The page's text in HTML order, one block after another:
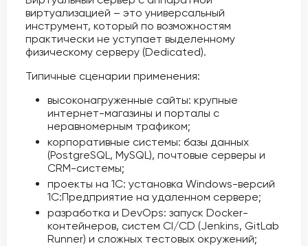
виртуализацией – это универсальный
инструмент, который по возможностям
практически не уступает выделенному
физическому серверу (Dedicated).
Типичные сценарии применения:
высоконагруженные сайты: крупные
интернет-магазины и порталы с
неравномерным трафиком;
корпоративные системы: базы данных
(PostgreSQL, MySQL), почтовые серверы и
CRM-системы;
проекты на 1С: установка Windows-версий
1С:Предприятие на удаленном сервере;
разработка и DevOps: запуск Docker-
контейнеров, систем CI/CD (Jenkins, GitLab
Runner) и сложных тестовых окружений;